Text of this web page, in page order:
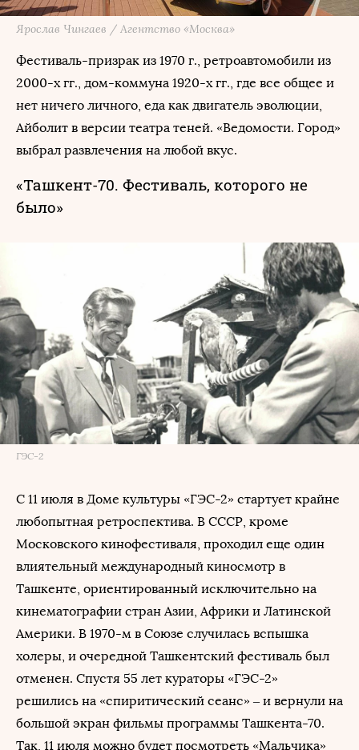
Ярослав Чингаев / Агентство «Москва»
Фестиваль-призрак из 1970 г., ретроавтомобили из
2000-х гг., дом-коммуна 1920-х гг., где все общее и
нет ничего личного, еда как двигатель эволюции,
Айболит в версии театра теней. «Ведомости. Город»
выбрал развлечения на любой вкус.
«Ташкент-70. Фестиваль, которого не
было»
ГЭС-2
С 11 июля в Доме культуры «ГЭС-2» стартует крайне
любопытная ретроспектива. В СССР, кроме
Московского кинофестиваля, проходил еще один
влиятельный международный киносмотр в
Ташкенте, ориентированный исключительно на
кинематографии стран Азии, Африки и Латинской
Америки. В 1970-м в Союзе случилась вспышка
холеры, и очередной Ташкентский фестиваль был
отменен. Спустя 55 лет кураторы «ГЭС-2»
решились на «спиритический сеанс» – и вернули на
большой экран фильмы программы Ташкента-70.
Так, 11 июля можно будет посмотреть «Мальчика»